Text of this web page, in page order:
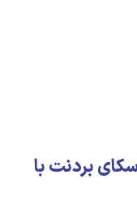
اسکای بردنت با